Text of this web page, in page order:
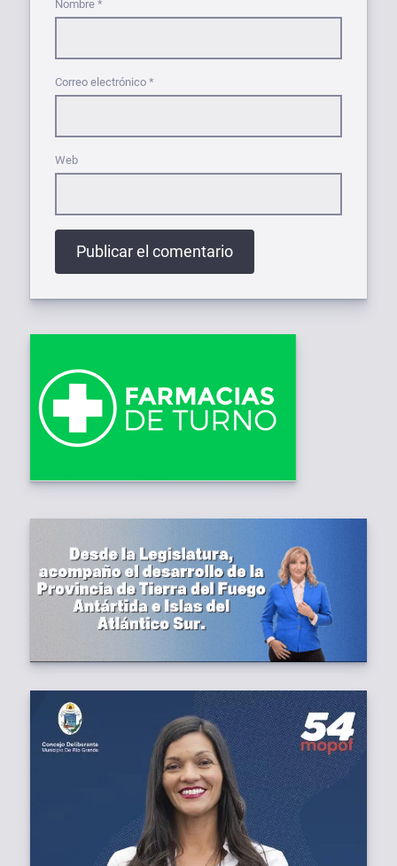
Nombre *
Correo electrónico *
Web